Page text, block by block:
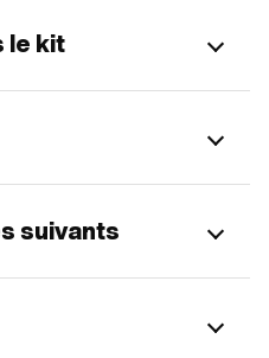
le kit
suivants